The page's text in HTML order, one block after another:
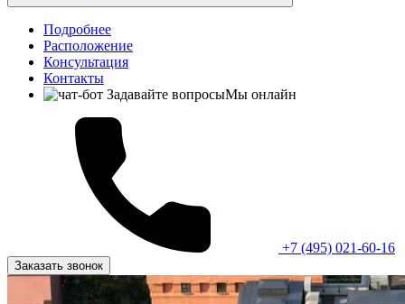
Подробнее
Расположение
Консультация
Контакты
Задавайте вопросыМы онлайн
+7 (495) 021-60-16
Заказать звонок